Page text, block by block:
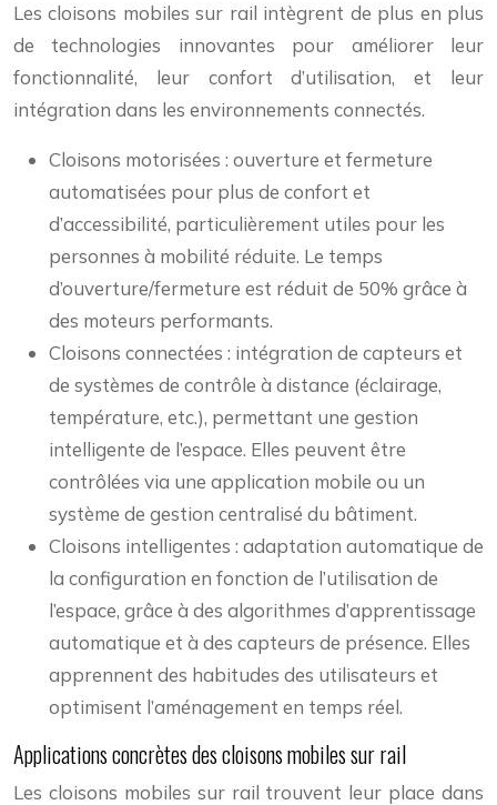
Les cloisons mobiles sur rail intègrent de plus en plus
de technologies innovantes pour améliorer leur
fonctionnalité, leur confort d’utilisation, et leur
intégration dans les environnements connectés.
Cloisons motorisées : ouverture et fermeture
automatisées pour plus de confort et
d’accessibilité, particulièrement utiles pour les
personnes à mobilité réduite. Le temps
d’ouverture/fermeture est réduit de 50% grâce à
des moteurs performants.
Cloisons connectées : intégration de capteurs et
de systèmes de contrôle à distance (éclairage,
température, etc.), permettant une gestion
intelligente de l’espace. Elles peuvent être
contrôlées via une application mobile ou un
système de gestion centralisé du bâtiment.
Cloisons intelligentes : adaptation automatique de
la configuration en fonction de l’utilisation de
l’espace, grâce à des algorithmes d’apprentissage
automatique et à des capteurs de présence. Elles
apprennent des habitudes des utilisateurs et
optimisent l’aménagement en temps réel.
Applications concrètes des cloisons mobiles sur rail
Les cloisons mobiles sur rail trouvent leur place dans